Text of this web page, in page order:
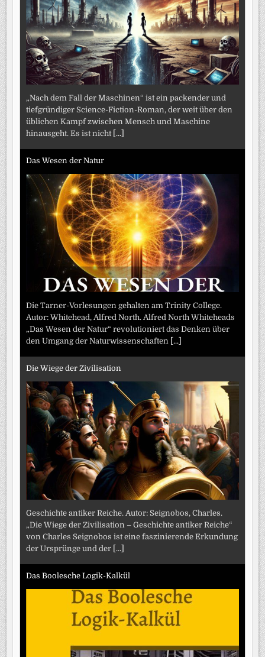
„Nach dem Fall der Maschinen“ ist ein packender und
tiefgründiger Science-Fiction-Roman, der weit über den
üblichen Kampf zwischen Mensch und Maschine
hinausgeht. Es ist nicht [...]
Das Wesen der Natur
Die Tarner-Vorlesungen gehalten am Trinity College.
Autor: Whitehead, Alfred North. Alfred North Whiteheads
„Das Wesen der Natur“ revolutioniert das Denken über
den Umgang der Naturwissenschaften [...]
Die Wiege der Zivilisation
Geschichte antiker Reiche. Autor: Seignobos, Charles.
„Die Wiege der Zivilisation – Geschichte antiker Reiche“
von Charles Seignobos ist eine faszinierende Erkundung
der Ursprünge und der [...]
Das Boolesche Logik-Kalkül